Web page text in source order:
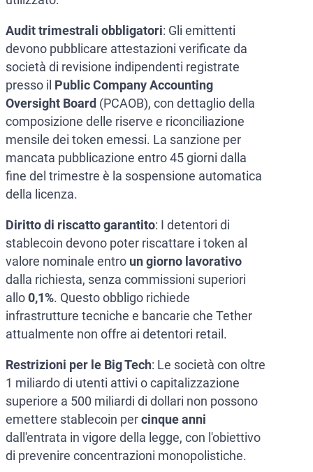
Audit trimestrali obbligatori: Gli emittenti
devono pubblicare attestazioni verificate da
società di revisione indipendenti registrate
presso il Public Company Accounting
Oversight Board (PCAOB), con dettaglio della
composizione delle riserve e riconciliazione
mensile dei token emessi. La sanzione per
mancata pubblicazione entro 45 giorni dalla
fine del trimestre è la sospensione automatica
della licenza.
Diritto di riscatto garantito: I detentori di
stablecoin devono poter riscattare i token al
valore nominale entro un giorno lavorativo
dalla richiesta, senza commissioni superiori
allo0,1%. Questo obbligo richiede
infrastrutture tecniche e bancarie che Tether
attualmente non offre ai detentori retail.
Restrizioni per le Big Tech: Le società con oltre
1 miliardo di utenti attivi o capitalizzazione
superiore a 500 miliardi di dollari non possono
emettere stablecoin percinque anni
dall'entrata in vigore della legge, con l'obiettivo
di prevenire concentrazioni monopolistiche.